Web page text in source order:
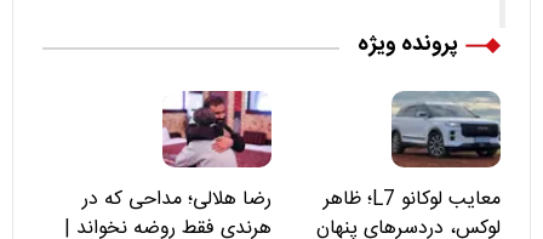
پرونده ویژه
معایب لوکانو L7؛ ظاهر
لوکس، دردسرهای پنهان
رضا هلالی؛ مداحی که در
هرندی فقط روضه نخواند |